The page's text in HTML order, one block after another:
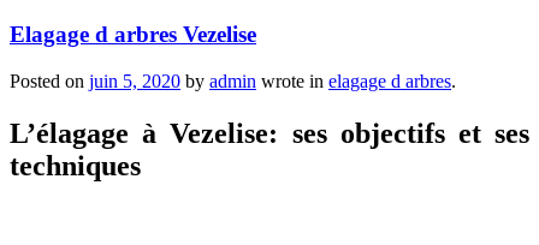
Elagage d arbres Vezelise
Posted on juin 5, 2020 by admin wrote in elagage d arbres.
L’élagage à Vezelise: ses objectifs et ses
techniques